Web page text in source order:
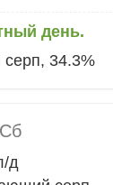
день.
34.3%
Сб
д